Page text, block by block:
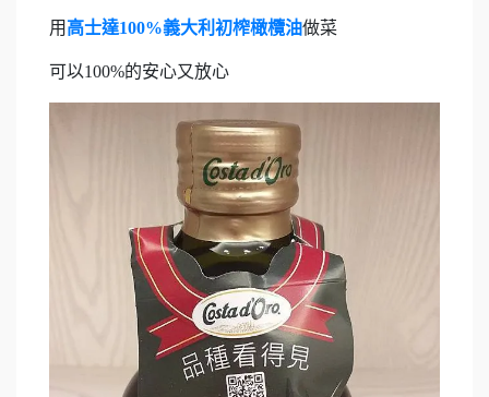
用 高士達100%義大利初榨橄欖油做菜
可以100%的安心又放心